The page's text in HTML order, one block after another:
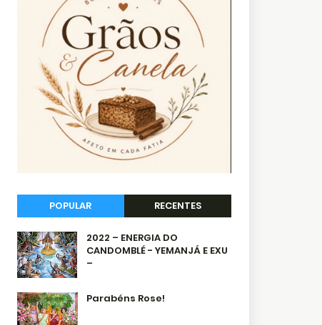
POPULAR RECENTES
2022 – ENERGIA DO
CANDOMBLÉ - YEMANJÁ E EXU
–
Parabéns Rose!